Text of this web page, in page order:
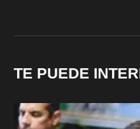
TE PUEDE